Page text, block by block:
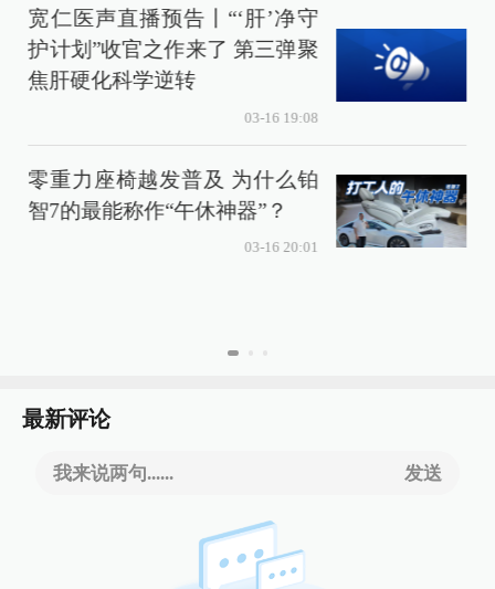
宽仁医声直播预告丨“‘肝’净守
护计划”收官之作来了 第三弹聚
焦肝硬化科学逆转
03-16 19:08
零重力座椅越发普及 为什么铂
智7的最能称作“午休神器”？
03-16 20:01
最新评论
我来说两句...... 发送